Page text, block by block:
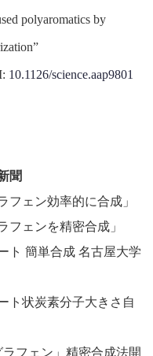
polyaromatics by
10.1126/science.aap9801
聞
フェン効率的に合成」
フェンを精密合成」
ト 簡単合成 名古屋大学
ト状炭素分子大きさ自
フェン」精密合成法開